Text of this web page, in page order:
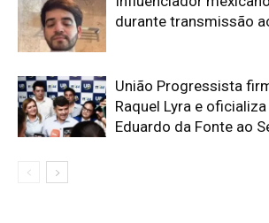
durante transmissão
União Progressista
Raquel Lyra e
Eduardo da Fonte ao